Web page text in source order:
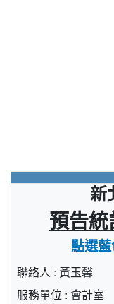
新
預告
點選
聯絡人 : 黃玉馨
服務單位 : 會計室